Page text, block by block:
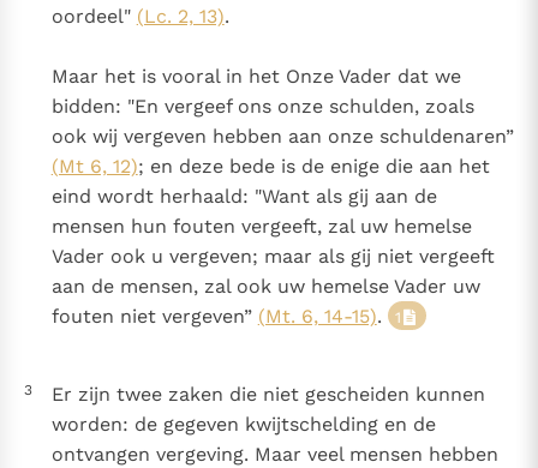
Ik help mee!
oordeel" (Lc. 2, 13).
Maar het is vooral in het Onze Vader dat we
bidden: "En vergeef ons onze schulden, zoals
ook wij vergeven hebben aan onze schuldenaren”
(Mt 6, 12); en deze bede is de enige die aan het
eind wordt herhaald: "Want als gij aan de
mensen hun fouten vergeeft, zal uw hemelse
Vader ook u vergeven; maar als gij niet vergeeft
aan de mensen, zal ook uw hemelse Vader uw
fouten niet vergeven” (Mt. 6, 14-15). 1
3
Er zijn twee zaken die niet gescheiden kunnen
worden: de gegeven kwijtschelding en de
ontvangen vergeving. Maar veel mensen hebben